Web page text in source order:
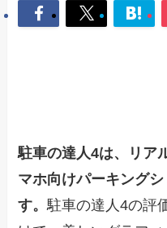
駐車の達人4は、リア
マホ向けパーキング
す。駐車の達人4の評